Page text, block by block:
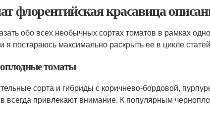
флорентийская красавица
обо всех необычных сортах томатов в рамках
я постараюсь максимально раскрыть ее в цикле
томаты
сорта и гибриды с коричнево-бордовой,
всегда привлекают внимание. К популярным